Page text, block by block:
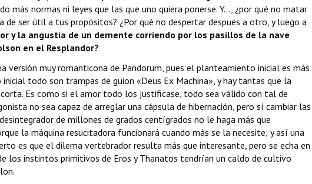
más normas ni leyes que las que uno quiera ponerse. Y…, ¿por qué no matar
de ser útil a tus propósitos? ¿Por qué no despertar después a otro, y luego a
y la angustia de un demente corriendo por los pasillos de la nave
en el Resplandor?
versión muy romanticona de Pandorum, pues el planteamiento inicial es más
todo son trampas de guion «Deus Ex Machina», y hay tantas que la
Es como si el amor todo los justificase, todo sea válido con tal de
no sea capaz de arreglar una cápsula de hibernación, pero sí cambiar las
de millones de grados centígrados no le haga más que
la máquina resucitadora funcionará cuando más se la necesite; y así una
es que el dilema vertebrador resulta más que interesante, pero se echa en
los instintos primitivos de Eros y Thanatos tendrían un caldo de cultivo